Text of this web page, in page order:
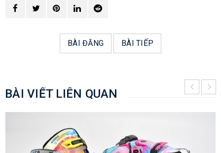
BÀI ĐĂNG BÀI TIẾP
BÀI VIẾT LIÊN QUAN